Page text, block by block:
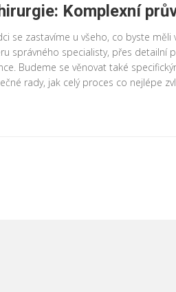
Komplexní
se zastavíme u všeho, co byste
správného specialisty, přes
Budeme se věnovat také
rady, jak celý proces co nejlépe